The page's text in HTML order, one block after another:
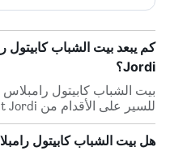
Jordi؟
للسير على الأقدام من Palau Sant Jordi، برشلونة.